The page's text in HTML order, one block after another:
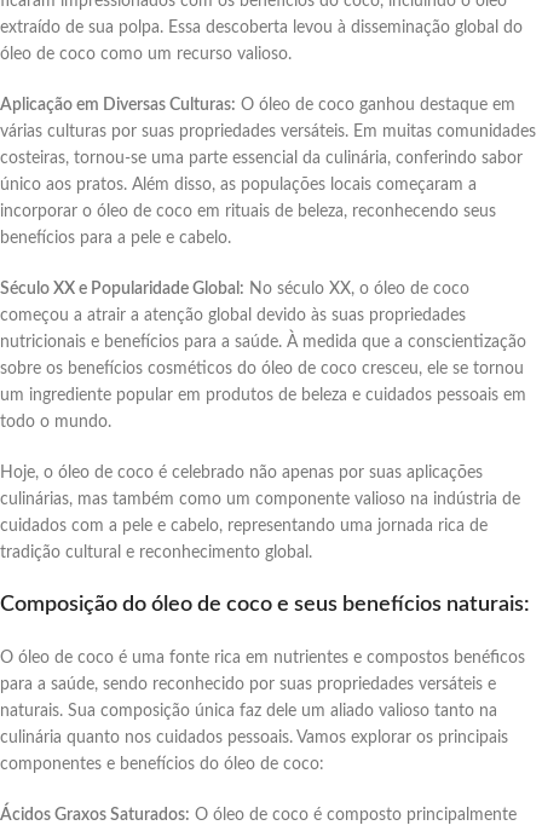
extraído de sua polpa. Essa descoberta levou à disseminação global do
óleo de coco como um recurso valioso.
Aplicação em Diversas Culturas: O óleo de coco ganhou destaque em
várias culturas por suas propriedades versáteis. Em muitas comunidades
costeiras, tornou-se uma parte essencial da culinária, conferindo sabor
único aos pratos. Além disso, as populações locais começaram a
incorporar o óleo de coco em rituais de beleza, reconhecendo seus
benefícios para a pele e cabelo.
Século XX e Popularidade Global: No século XX, o óleo de coco
começou a atrair a atenção global devido às suas propriedades
nutricionais e benefícios para a saúde. À medida que a conscientização
sobre os benefícios cosméticos do óleo de coco cresceu, ele se tornou
um ingrediente popular em produtos de beleza e cuidados pessoais em
todo o mundo.
Hoje, o óleo de coco é celebrado não apenas por suas aplicações
culinárias, mas também como um componente valioso na indústria de
cuidados com a pele e cabelo, representando uma jornada rica de
tradição cultural e reconhecimento global.
Composição do óleo de coco e seus benefícios naturais:
O óleo de coco é uma fonte rica em nutrientes e compostos benéficos
para a saúde, sendo reconhecido por suas propriedades versáteis e
naturais. Sua composição única faz dele um aliado valioso tanto na
culinária quanto nos cuidados pessoais. Vamos explorar os principais
componentes e benefícios do óleo de coco:
Ácidos Graxos Saturados: O óleo de coco é composto principalmente